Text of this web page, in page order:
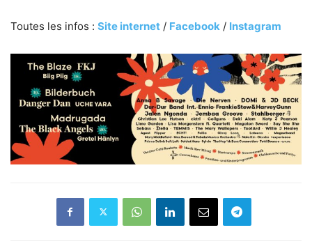
Toutes les infos : Site internet / Facebook / Instagram